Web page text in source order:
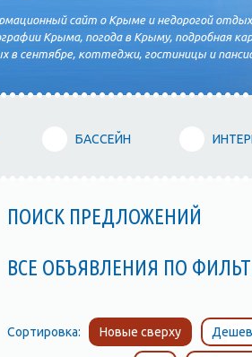
сайт о Крыме и недорогой
Крыма, погода в Крыму, подробная
в сентябре, коттеджи, гостиницы и
БАССЕЙН
ПОИСК ПРЕДЛОЖЕНИЙ
ВСЕ ОБЪЯВЛЕНИЯ ПО
Сортировка: Новые сверху